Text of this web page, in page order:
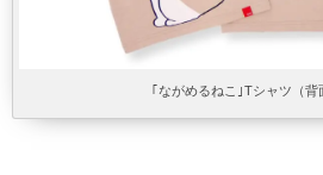
｢ながめるねこ｣Tシャツ（背